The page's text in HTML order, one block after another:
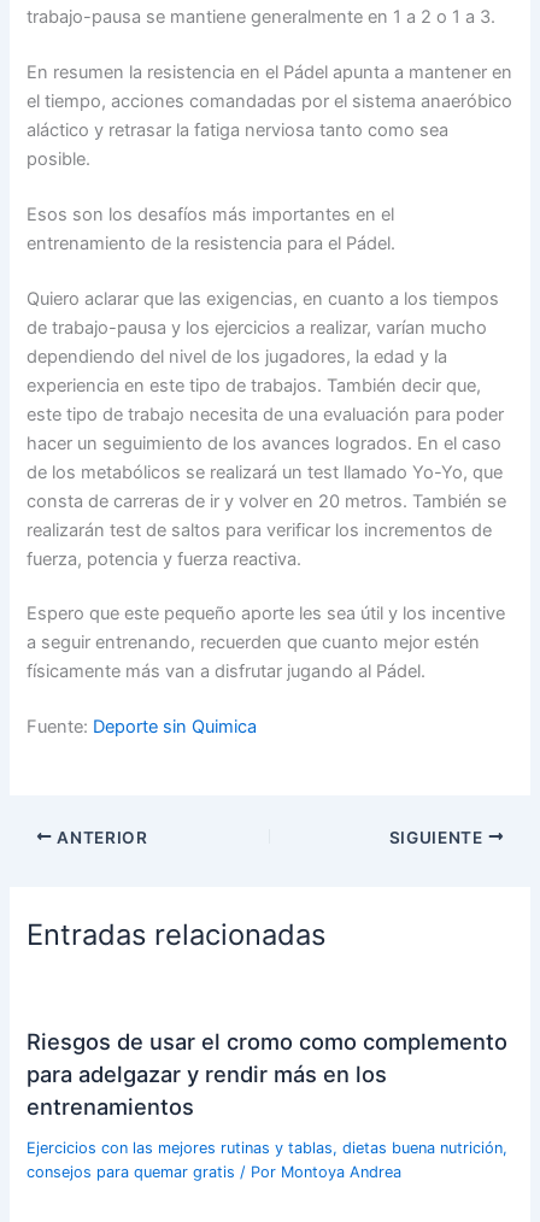
trabajo-pausa se mantiene generalmente en 1 a 2 o 1 a 3.
En resumen la resistencia en el Pádel apunta a mantener en
el tiempo, acciones comandadas por el sistema anaeróbico
aláctico y retrasar la fatiga nerviosa tanto como sea
posible.
Esos son los desafíos más importantes en el
entrenamiento de la resistencia para el Pádel.
Quiero aclarar que las exigencias, en cuanto a los tiempos
de trabajo-pausa y los ejercicios a realizar, varían mucho
dependiendo del nivel de los jugadores, la edad y la
experiencia en este tipo de trabajos. También decir que,
este tipo de trabajo necesita de una evaluación para poder
hacer un seguimiento de los avances logrados. En el caso
de los metabólicos se realizará un test llamado Yo-Yo, que
consta de carreras de ir y volver en 20 metros. También se
realizarán test de saltos para verificar los incrementos de
fuerza, potencia y fuerza reactiva.
Espero que este pequeño aporte les sea útil y los incentive
a seguir entrenando, recuerden que cuanto mejor estén
físicamente más van a disfrutar jugando al Pádel.
Fuente: Deporte sin Quimica
ANTERIOR SIGUIENTE
Entradas relacionadas
Riesgos de usar el cromo como complemento
para adelgazar y rendir más en los
entrenamientos
Ejercicios con las mejores rutinas y tablas, dietas buena nutrición,
consejos para quemar gratis / Por Montoya Andrea